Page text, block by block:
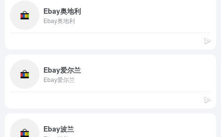
Ebay奥地利
Ebay奥地利
Ebay爱尔兰
Ebay爱尔兰
Ebay波兰